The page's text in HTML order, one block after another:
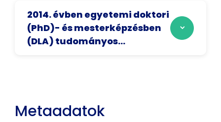
2014. évben egyetemi doktori
(PhD)- és mesterképzésben
(DLA) tudományos...
Metaadatok